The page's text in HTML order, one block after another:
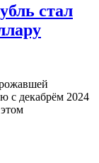
стал
с декабрём 2024